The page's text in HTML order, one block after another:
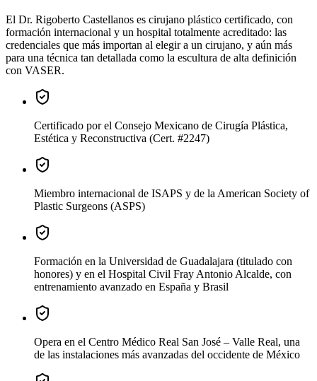
El Dr. Rigoberto Castellanos es cirujano plástico certificado, con
formación internacional y un hospital totalmente acreditado: las
credenciales que más importan al elegir a un cirujano, y aún más
para una técnica tan detallada como la escultura de alta definición
con VASER.
Certificado por el Consejo Mexicano de Cirugía Plástica,
Estética y Reconstructiva (Cert. #2247)
Miembro internacional de ISAPS y de la American Society of
Plastic Surgeons (ASPS)
Formación en la Universidad de Guadalajara (titulado con
honores) y en el Hospital Civil Fray Antonio Alcalde, con
entrenamiento avanzado en España y Brasil
Opera en el Centro Médico Real San José – Valle Real, una
de las instalaciones más avanzadas del occidente de México